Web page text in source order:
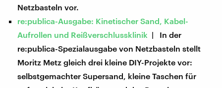
Netzbasteln vor.
re:publica-Ausgabe: Kinetischer Sand, Kabel-
Aufrollen und Reißverschlussklinik | In der
re:publica-Spezialausgabe von Netzbasteln stellt
Moritz Metz gleich drei kleine DIY-Projekte vor:
selbstgemachter Supersand, kleine Taschen für